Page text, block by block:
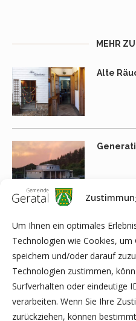
Um Ihnen ein optimales
Technologien wie Cookies,
speichern und/oder darauf
Technologien zustimmen,
Surfverhalten oder eindeutige
verarbeiten. Wenn Sie Ihre
zurückziehen, können
MEHR
Alte